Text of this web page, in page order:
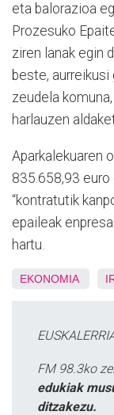
eta balorazioa
Prozesuko
ziren lanak egin
beste,
zeudela
harlauzen
Aparkalekuaren
835.658,93 euro
“kontratutik
epaileak
hartu.
EKONOMIA
FM 98.3ko
edukiak
ditzakezu.